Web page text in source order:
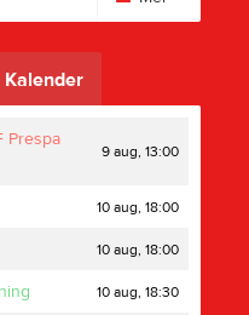
Kalender
Prespa
9 aug, 13:00
10 aug, 18:00
10 aug, 18:00
10 aug, 18:30